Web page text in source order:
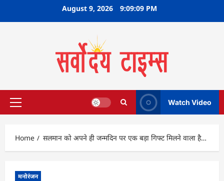
August 9, 2026 9:09:10 PM
Primary
Watch Video
Home सलमान को अपने ही जन्मदिन पर एक बड़ा गिफ्ट मिलने वाला है…
मनोरंजन